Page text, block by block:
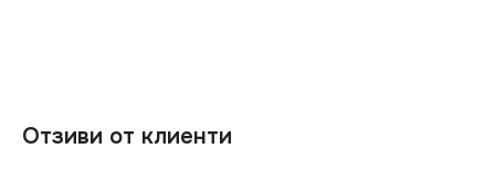
Отзиви от клиенти